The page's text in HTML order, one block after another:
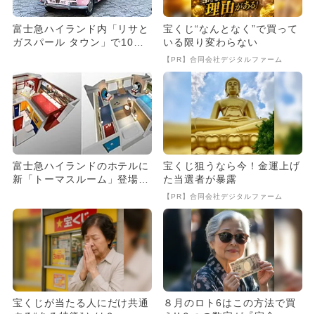
富士急ハイランド内「リサと
ガスパール タウン」で10周
宝くじ“なんとなく”で買って
いる限り変わらない
【PR】合同会社デジタルファーム
富士急ハイランドのホテルに
新「トーマスルーム」登場
宝くじ狙うなら今！金運上げ
た当選者が暴露
【PR】合同会社デジタルファーム
宝くじが当たる人にだけ共通
８月のロト6はこの方法で買